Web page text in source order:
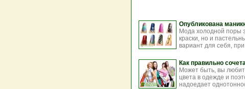
Опубликована
Мода холодной поры
краски, но и
вариант для себя,
Как правильно
Может быть, вы
цвета в одежде и
надоедает